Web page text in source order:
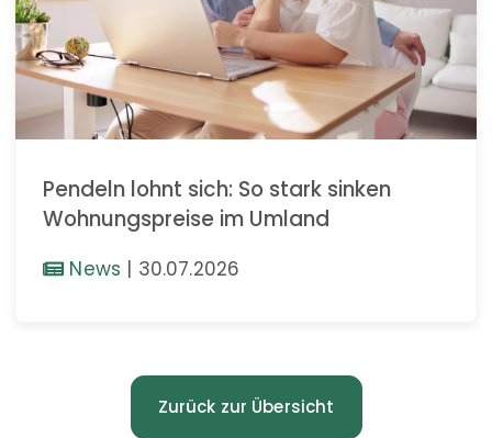
Pendeln lohnt sich: So stark sinken
Wohnungspreise im Umland
News | 30.07.2026
Zurück zur Übersicht